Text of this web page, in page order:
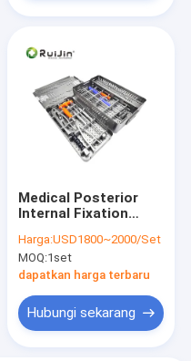
Medical Posterior
Internal Fixation
Screw Instrument
Set untuk tulang
belakang
Harga:USD1800~2000/Set
MOQ:1set
dapatkan harga terbaru
Hubungi sekarang